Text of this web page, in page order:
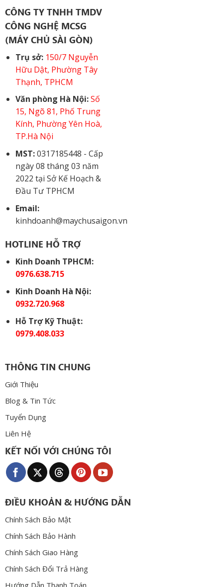
CÔNG TY TNHH TMDV
CÔNG NGHỆ MCSG
(MÁY CHỦ SÀI GÒN)
Trụ sở: 150/7 Nguyễn
Hữu Dật, Phường Tây
Thạnh, TPHCM
Văn phòng Hà Nội: Số
15, Ngõ 81, Phố Trung
Kính, Phường Yên Hoà,
TP.Hà Nội
MST:0317185448 - Cấp
ngày 08 tháng 03 năm
2022 tại Sở Kế Hoạch &
Đầu Tư TPHCM
Email:
kinhdoanh@maychusaigon.vn
HOTLINE HỖ TRỢ
Kinh Doanh TPHCM:
0976.638.715
Kinh Doanh Hà Nội:
0932.720.968
Hỗ Trợ Kỹ Thuật:
0979.408.033
THÔNG TIN CHUNG
Giới Thiệu
Blog & Tin Tức
Tuyển Dụng
Liên Hệ
KẾT NỐI VỚI CHÚNG TÔI
ĐIỀU KHOẢN & HƯỚNG DẪN
Chính Sách Bảo Mật
Chính Sách Bảo Hành
Chính Sách Giao Hàng
Chính Sách Đổi Trả Hàng